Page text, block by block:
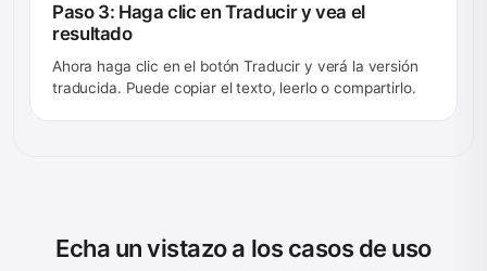
Paso 3: Haga clic en Traducir y vea el
resultado
Ahora haga clic en el botón Traducir y verá la versión
traducida. Puede copiar el texto, leerlo o compartirlo.
Echa un vistazo a los casos de uso